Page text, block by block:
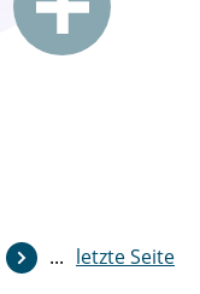
... letzte Seite